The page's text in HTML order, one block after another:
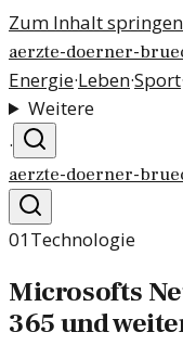
Zum Inhalt springen
aerzte-doerner-
Energie·Leben·Sport·
Weitere
·
aerzte-doerner-
01Technologie
Microsofts
365 und